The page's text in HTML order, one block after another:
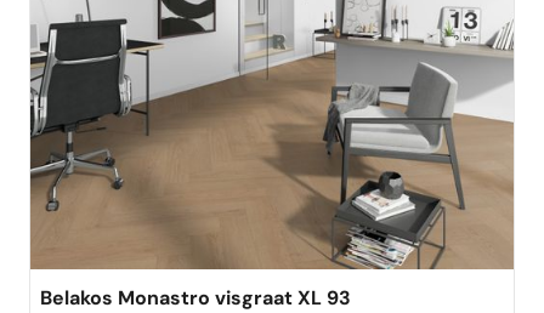
Belakos Monastro visgraat XL 93